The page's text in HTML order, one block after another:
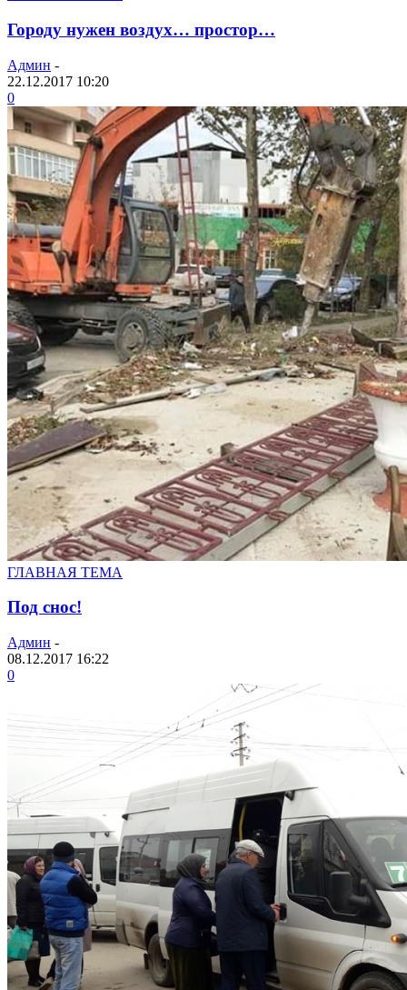
Городу нужен воздух… простор…
Админ -
22.12.2017 10:20
0
ГЛАВНАЯ ТЕМА
Под снос!
Админ -
08.12.2017 16:22
0